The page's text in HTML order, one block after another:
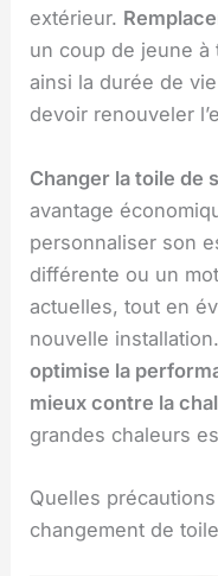
extérieur.
un coup de jeune
ainsi la durée de
devoir renouveler
Changer la toile de
avantage
personnaliser son
différente ou un
actuelles, tout en
nouvelle
optimise la
mieux contre la
grandes chaleurs
Quelles
changement de